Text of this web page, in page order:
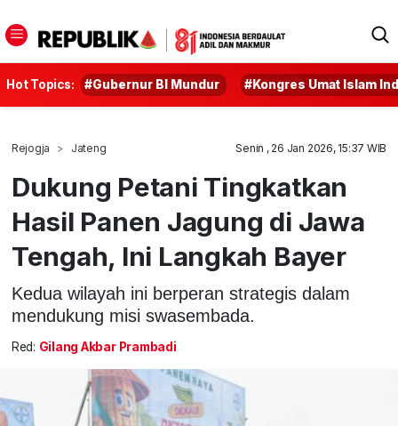
Hot Topics: #Gubernur BI Mundur #Kongres Umat Islam
Rejogja Jateng Senin , 26 Jan 2026, 15:37 WIB
Dukung Petani Tingkatkan
Hasil Panen Jagung di Jawa
Tengah, Ini Langkah Bayer
Kedua wilayah ini berperan strategis dalam
mendukung misi swasembada.
Red: Gilang Akbar Prambadi